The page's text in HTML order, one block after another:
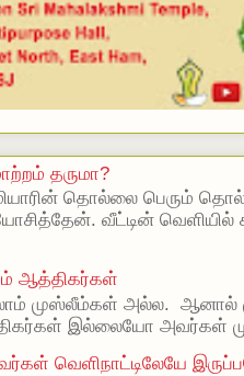
தருமா?
தொல்லை பெரும்
வீட்டின்
ஆத்திகர்கள்
முஸ்லீம்கள் அல்ல. ஆனால்
இல்லையோ அவர்கள்
வெளிநாட்டிலேயே